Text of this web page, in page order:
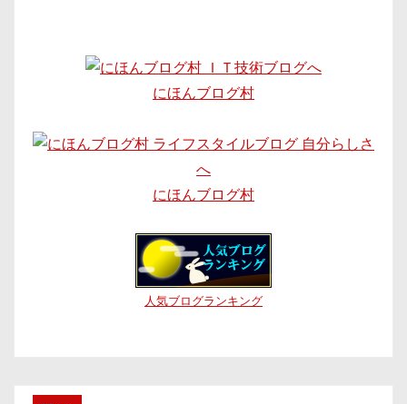
にほんブログ村
にほんブログ村
人気ブログランキング